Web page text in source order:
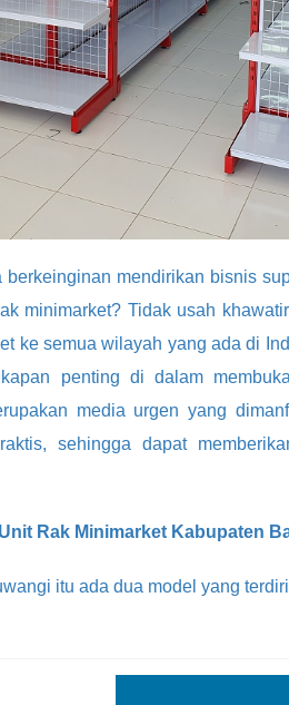
berkeinginan mendirikan bisnis
minimarket? Tidak usah
ke semua wilayah yang ada di
penting di dalam
media urgen yang
sehingga dapat
Rak Minimarket Kabupaten
itu ada dua model yang